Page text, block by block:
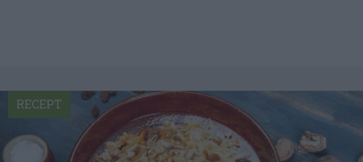
RECEPT